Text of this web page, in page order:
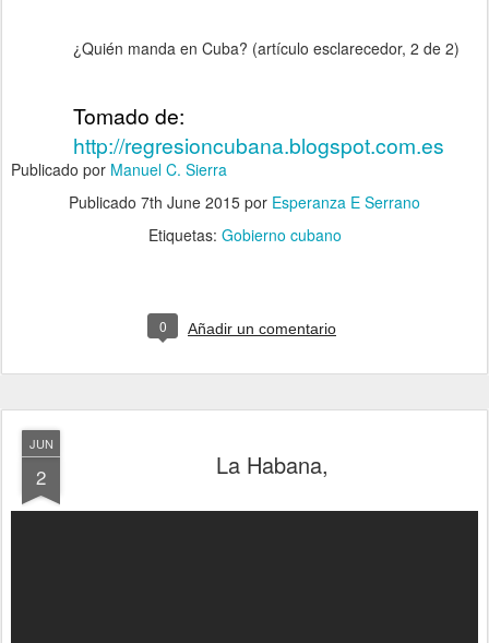
¿Quién manda en Cuba? (artículo esclarecedor, 2 de 2)
Tomado de:
http://regresioncubana.blogspot.com.es
Publicado por Manuel C. Sierra
Publicado 7th June 2015 por Esperanza E Serrano
Etiquetas: Gobierno cubano
0 Añadir un comentario
JUN
2 La Habana,